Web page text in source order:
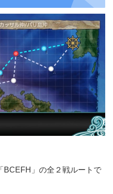
BCEFH」の全２戦ルートで